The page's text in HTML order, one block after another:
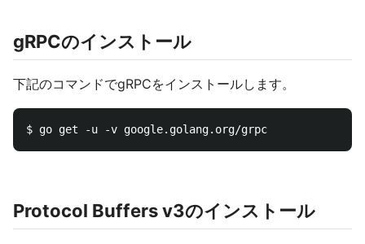
gRPCのインストール
下記のコマンドでgRPCをインストールします。
Protocol Buffers v3のインストール